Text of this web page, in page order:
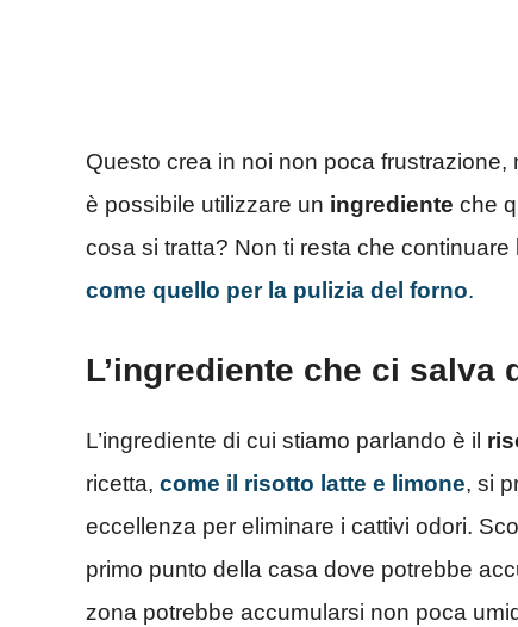
Questo crea in noi non poca
è possibile utilizzare un ingrediente che
cosa si tratta? Non ti resta che
come quello per la pulizia del forno.
L’ingrediente che ci salva
L’ingrediente di cui stiamo parlando è il
ricetta, come il risotto latte e limone, si
eccellenza per eliminare i cattivi odori.
primo punto della casa dove potrebbe
zona potrebbe accumularsi non poca